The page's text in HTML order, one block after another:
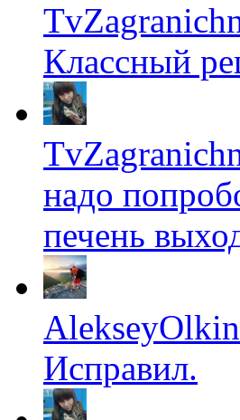
Классный
надо
печень
AlekseyOlkin
Исправил.